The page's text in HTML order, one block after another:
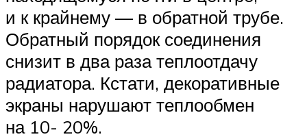
и к крайнему — в обратной трубе.
Обратный порядок соединения
снизит в два раза теплоотдачу
радиатора. Кстати, декоративные
экраны нарушают теплообмен
на 10- 20%.